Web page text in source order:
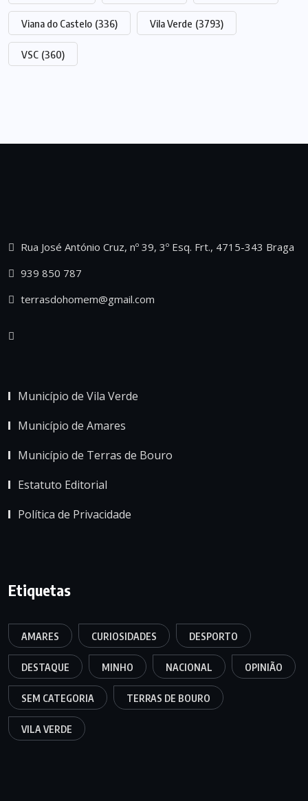
Viana do Castelo (336) Vila Verde (3793)
VSC (360)
Rua José António Cruz, nº 39, 3º Esq. Frt., 4715-343 Braga
939 850 787
terrasdohomem@gmail.com
Município de Vila Verde
Município de Amares
Município de Terras de Bouro
Estatuto Editorial
Política de Privacidade
Etiquetas
AMARES CURIOSIDADES DESPORTO
DESTAQUE MINHO NACIONAL OPINIÃO
SEM CATEGORIA TERRAS DE BOURO
VILA VERDE